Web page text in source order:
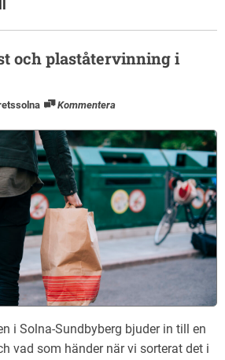
och plaståtervinning i
Kommentera
i Solna-Sundbyberg bjuder in till en
vad som händer när vi sorterat det i